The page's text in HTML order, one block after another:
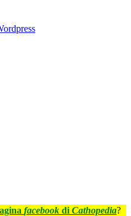
facebook di Cathopedia?